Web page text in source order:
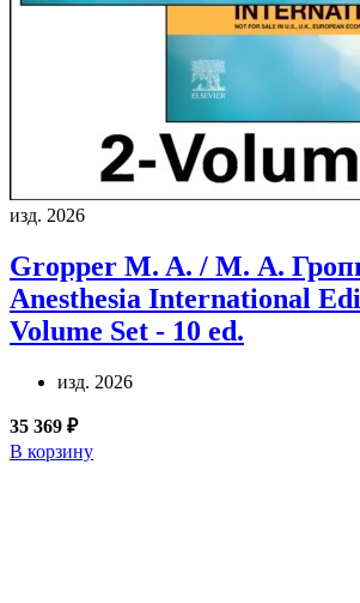
изд. 2026
Gropper M. A. / М. А.
Anesthesia International
Volume Set - 10 ed.
изд. 2026
35 369 ₽
В корзину